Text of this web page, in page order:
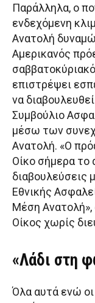
Παράλληλα, ο
ενδεχόμενη
Ανατολή
Αμερικανός
επιστρέψει
να
Συμβούλιο
μέσω των
Ανατολή. «Ο
Οίκο σήμερα το
διαβουλεύσεις
Εθνικής
Μέση
Οίκος χωρίς
«Λάδι στη
Όλα αυτά ενώ